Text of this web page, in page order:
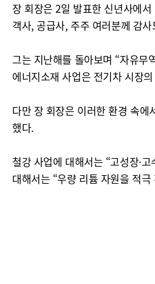
장 회장은 2일 발표한 신년사에
객사, 공급사, 주주 여러분께 감
그는 지난해를 돌아보며 “자유무
에너지소재 사업은 전기차 시장
다만 장 회장은 이러한 환경 속에
했다.
철강 사업에 대해서는 “고성장·
대해서는 “우량 리튬 자원을 적